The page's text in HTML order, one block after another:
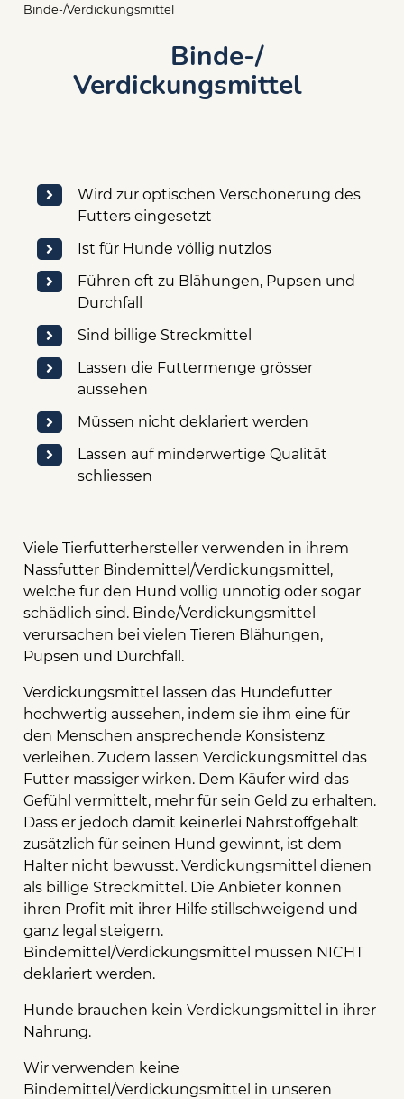
Pfadnavigation
Binde-/Verdickungsmittel
Binde-/
Verdickungsmittel
Wird zur optischen Verschönerung des
Futters eingesetzt
Ist für Hunde völlig nutzlos
Führen oft zu Blähungen, Pupsen und
Durchfall
Sind billige Streckmittel
Lassen die Futtermenge grösser
aussehen
Müssen nicht deklariert werden
Lassen auf minderwertige Qualität
schliessen
Viele Tierfutterhersteller verwenden in ihrem
Nassfutter Bindemittel/Verdickungsmittel,
welche für den Hund völlig unnötig oder sogar
schädlich sind. Binde/Verdickungsmittel
verursachen bei vielen Tieren Blähungen,
Pupsen und Durchfall.
Verdickungsmittel lassen das Hundefutter
hochwertig aussehen, indem sie ihm eine für
den Menschen ansprechende Konsistenz
verleihen. Zudem lassen Verdickungsmittel das
Futter massiger wirken. Dem Käufer wird das
Gefühl vermittelt, mehr für sein Geld zu erhalten.
Dass er jedoch damit keinerlei Nährstoffgehalt
zusätzlich für seinen Hund gewinnt, ist dem
Halter nicht bewusst. Verdickungsmittel dienen
als billige Streckmittel. Die Anbieter können
ihren Profit mit ihrer Hilfe stillschweigend und
ganz legal steigern.
Bindemittel/Verdickungsmittel müssen NICHT
deklariert werden.
Hunde brauchen kein Verdickungsmittel in ihrer
Nahrung.
Wir verwenden keine
Bindemittel/Verdickungsmittel in unseren